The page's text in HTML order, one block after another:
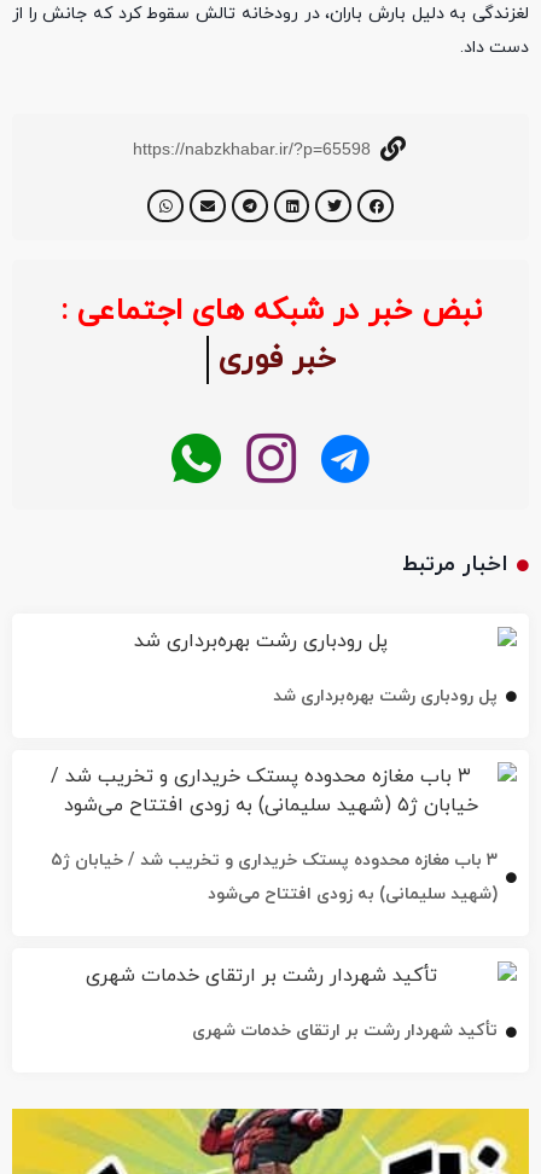
لغزندگی به دلیل بارش باران، در رودخانه تالش سقوط کرد که جانش را از
دست داد.
https://nabzkhabar.ir/?p=65598
نبض خبر در شبکه های اجتماعی :
خبر فوری
اخبار مرتبط
پل رودباری رشت بهره‌برداری شد
۳ باب مغازه محدوده پستک خریداری و تخریب شد / خیابان ژ۵
(شهید سلیمانی) به زودی افتتاح می‌شود
تأکید شهردار رشت بر ارتقای خدمات شهری